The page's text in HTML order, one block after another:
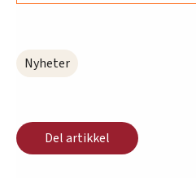
Nyheter
Del artikkel